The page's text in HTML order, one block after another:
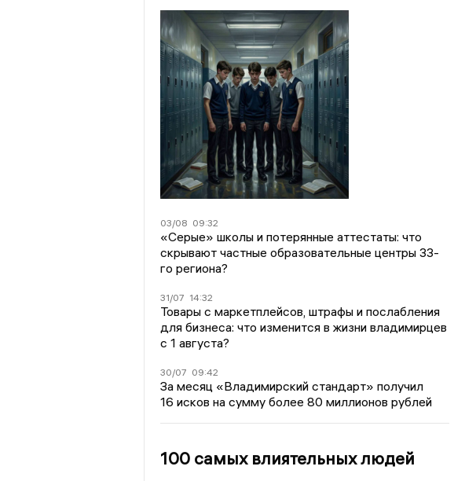
03/08 09:32
«Серые» школы и потерянные аттестаты: что
скрывают частные образовательные центры 33-
го региона?
31/07 14:32
Товары с маркетплейсов, штрафы и послабления
для бизнеса: что изменится в жизни владимирцев
с 1 августа?
30/07 09:42
За месяц «Владимирский стандарт» получил
16 исков на сумму более 80 миллионов рублей
100 самых влиятельных людей